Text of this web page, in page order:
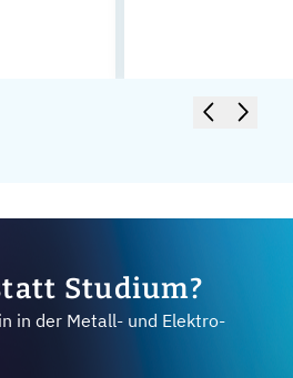
Studium?
in der Metall- und Elektro-